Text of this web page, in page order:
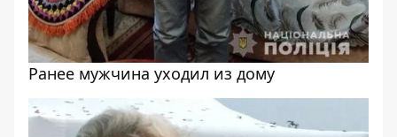
Ранее мужчина уходил из дому